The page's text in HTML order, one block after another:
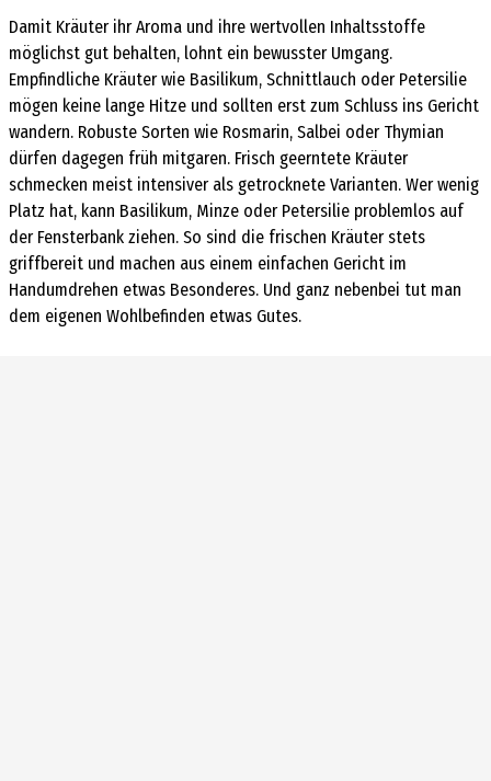
Damit Kräuter ihr Aroma und ihre wertvollen Inhaltsstoffe
möglichst gut behalten, lohnt ein bewusster Umgang.
Empfindliche Kräuter wie Basilikum, Schnittlauch oder Petersilie
mögen keine lange Hitze und sollten erst zum Schluss ins Gericht
wandern. Robuste Sorten wie Rosmarin, Salbei oder Thymian
dürfen dagegen früh mitgaren. Frisch geerntete Kräuter
schmecken meist intensiver als getrocknete Varianten. Wer wenig
Platz hat, kann Basilikum, Minze oder Petersilie problemlos auf
der Fensterbank ziehen. So sind die frischen Kräuter stets
griffbereit und machen aus einem einfachen Gericht im
Handumdrehen etwas Besonderes. Und ganz nebenbei tut man
dem eigenen Wohlbefinden etwas Gutes.